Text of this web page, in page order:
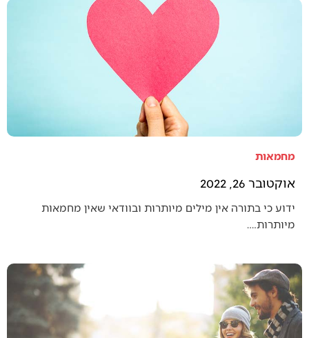
מחמאות
אוקטובר 26, 2022
ידוע כי בתורה אין מילים מיותרות ובוודאי שאין מחמאות
מיותרות.…